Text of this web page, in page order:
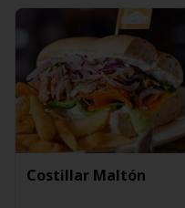
Costillar Maltón